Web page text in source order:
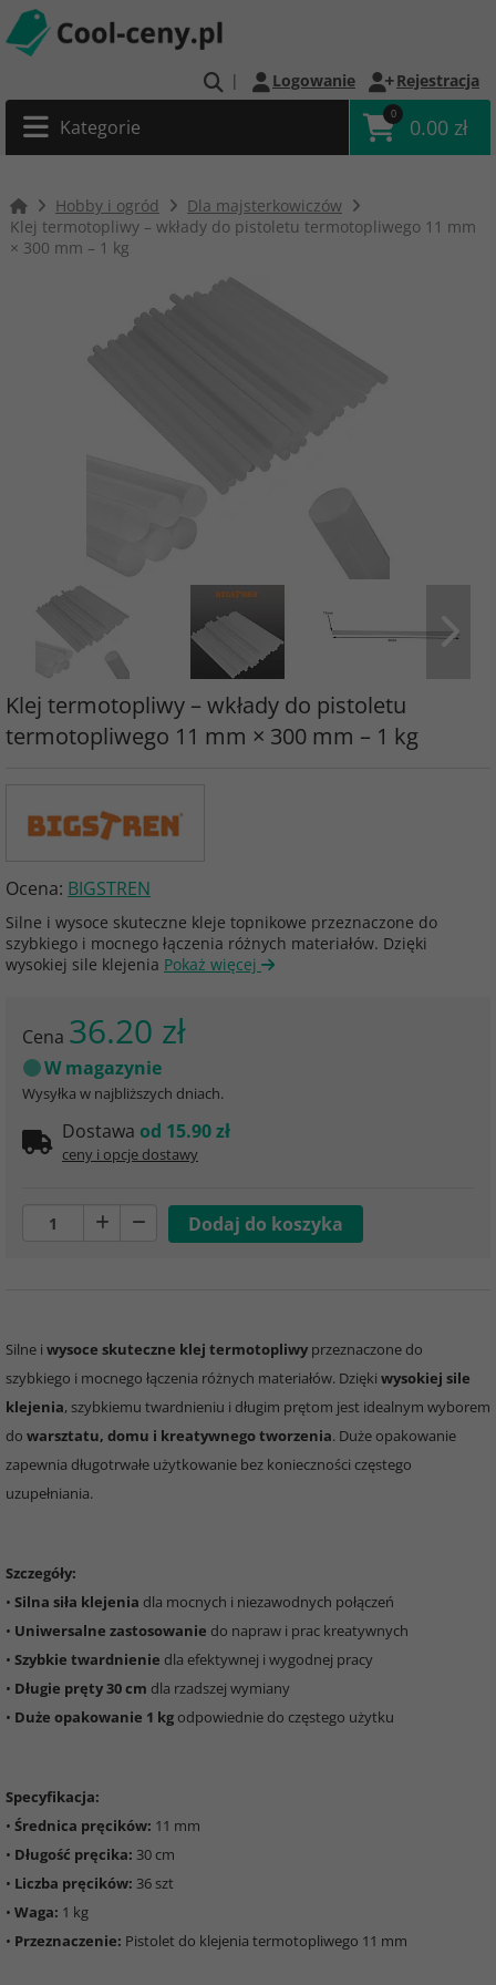
| Logowanie Rejestracja
Kategorie
0
0.00 zł
Hobby i ogród
Dla majsterkowiczów
Klej termotopliwy – wkłady do pistoletu termotopliwego 11 mm
× 300 mm – 1 kg
Klej termotopliwy – wkłady do pistoletu
termotopliwego 11 mm × 300 mm – 1 kg
Ocena: BIGSTREN
Silne i wysoce skuteczne kleje topnikowe przeznaczone do
szybkiego i mocnego łączenia różnych materiałów. Dzięki
wysokiej sile klejenia Pokaż więcej
Cena 36.20 zł
W magazynie
Wysyłka w najbliższych dniach.
Dostawa od 15.90 zł
ceny i opcje dostawy
Silne i wysoce skuteczne klej termotopliwy przeznaczone do
szybkiego i mocnego łączenia różnych materiałów. Dzięki wysokiej sile
klejenia, szybkiemu twardnieniu i długim prętom jest idealnym wyborem
do warsztatu, domu i kreatywnego tworzenia. Duże opakowanie
zapewnia długotrwałe użytkowanie bez konieczności częstego
uzupełniania.
Szczegóły:
• Silna siła klejenia dla mocnych i niezawodnych połączeń
• Uniwersalne zastosowanie do napraw i prac kreatywnych
• Szybkie twardnienie dla efektywnej i wygodnej pracy
• Długie pręty 30 cm dla rzadszej wymiany
• Duże opakowanie 1 kg odpowiednie do częstego użytku
Specyfikacja:
• Średnica pręcików: 11 mm
• Długość pręcika: 30 cm
• Liczba pręcików: 36 szt
• Waga: 1 kg
• Przeznaczenie: Pistolet do klejenia termotopliwego 11 mm